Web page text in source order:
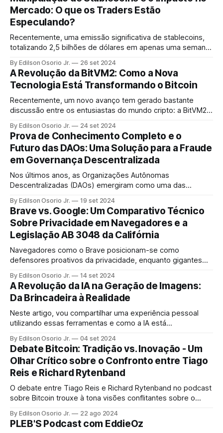
investidores mais ousados: o re-staking.
Mercado: O que os Traders Estão
Especulando?
Recentemente, uma emissão significativa de stablecoins,
totalizando 2,5 bilhões de dólares em apenas uma semana,
By Edilson Osorio Jr. 26 set 2024
A Revolução da BitVM2: Como a Nova
Tecnologia Está Transformando o Bitcoin
Recentemente, um novo avanço tem gerado bastante
discussão entre os entusiastas do mundo cripto: a BitVM2.
transformar a maneira como as transações são
processadas e verificadas no ecossistema do Bitcoin.
By Edilson Osorio Jr. 24 set 2024
Prova de Conhecimento Completo e o
Futuro das DAOs: Uma Solução para a Fraude
em Governança Descentralizada
Nos últimos anos, as Organizações Autônomas
Descentralizadas (DAOs) emergiram como uma das
criptomoedas e da tecnologia blockchain. Mas elas
enfrentam muitos problemas com fraude e manipulação
nos votos.
By Edilson Osorio Jr. 19 set 2024
Brave vs. Google: Um Comparativo Técnico
Sobre Privacidade em Navegadores e a
Legislação AB 3048 da Califórnia
Navegadores como o Brave posicionam-se como
defensores proativos da privacidade, enquanto gigantes
modelos de negócio com essas novas diretrizes.
By Edilson Osorio Jr. 14 set 2024
A Revolução da IA na Geração de Imagens:
Da Brincadeira à Realidade
Neste artigo, vou compartilhar uma experiência pessoal
utilizando essas ferramentas e como a IA está
processo que segui para treinar modelos e testar suas
capacidades.
By Edilson Osorio Jr. 04 set 2024
Debate Bitcoin: Tradição vs. Inovação - Um
Olhar Crítico sobre o Confronto entre Tiago
Reis e Richard Rytenband
O debate entre Tiago Reis e Richard Rytenband no podcast
sobre Bitcoin trouxe à tona visões conflitantes sobre o
By Edilson Osorio Jr. 22 ago 2024
PLEB'S Podcast com EddieOz